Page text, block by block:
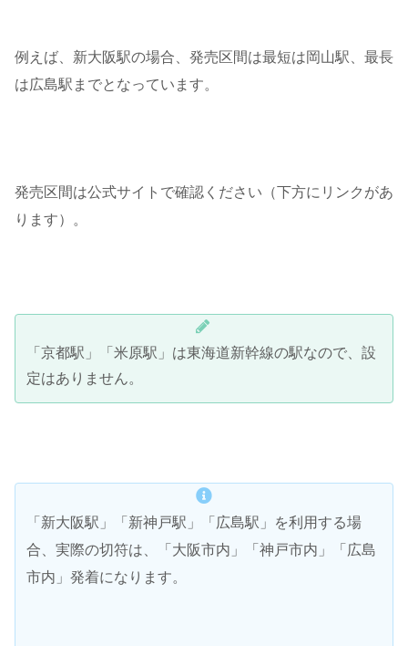
例えば、新大阪駅の場合、発売区間は最短は岡山駅、最長
は広島駅までとなっています。
発売区間は公式サイトで確認ください（下方にリンクがあ
ります）。
「京都駅」「米原駅」は東海道新幹線の駅なので、設
定はありません。
「新大阪駅」「新神戸駅」「広島駅」を利用する場
合、実際の切符は、「大阪市内」「神戸市内」「広島
市内」発着になります。